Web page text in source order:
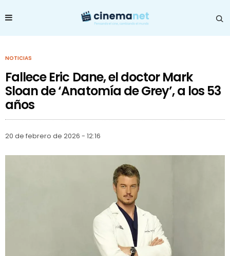
NOTICIAS
Fallece Eric Dane, el doctor Mark
Sloan de ‘Anatomía de Grey’, a los 53
años
20 de febrero de 2026 - 12:16